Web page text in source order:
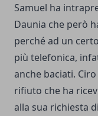
Samuel ha
Daunia che però
perché ad un
più telefonica,
anche baciati.
rifiuto che ha
alla sua richiesta